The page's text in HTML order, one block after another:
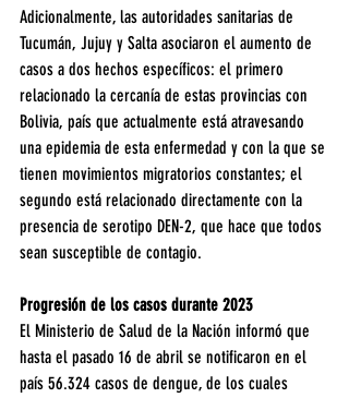
Adicionalmente, las autoridades sanitarias de
Tucumán, Jujuy y Salta asociaron el aumento de
casos a dos hechos específicos: el primero
relacionado la cercanía de estas provincias con
Bolivia, país que actualmente está atravesando
una epidemia de esta enfermedad y con la que se
tienen movimientos migratorios constantes; el
segundo está relacionado directamente con la
presencia de serotipo DEN-2, que hace que todos
sean susceptible de contagio.
Progresión de los casos durante 2023
El Ministerio de Salud de la Nación informó que
hasta el pasado 16 de abril se notificaron en el
país 56.324 casos de dengue, de los cuales